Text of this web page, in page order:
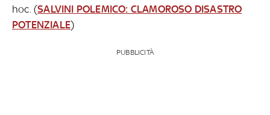
hoc. (SALVINI POLEMICO: CLAMOROSO DISASTRO
POTENZIALE)
PUBBLICITÀ